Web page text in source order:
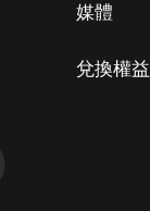
媒體
兌換權益